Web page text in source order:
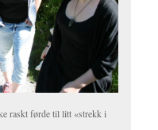
raskt førde til litt «strekk i